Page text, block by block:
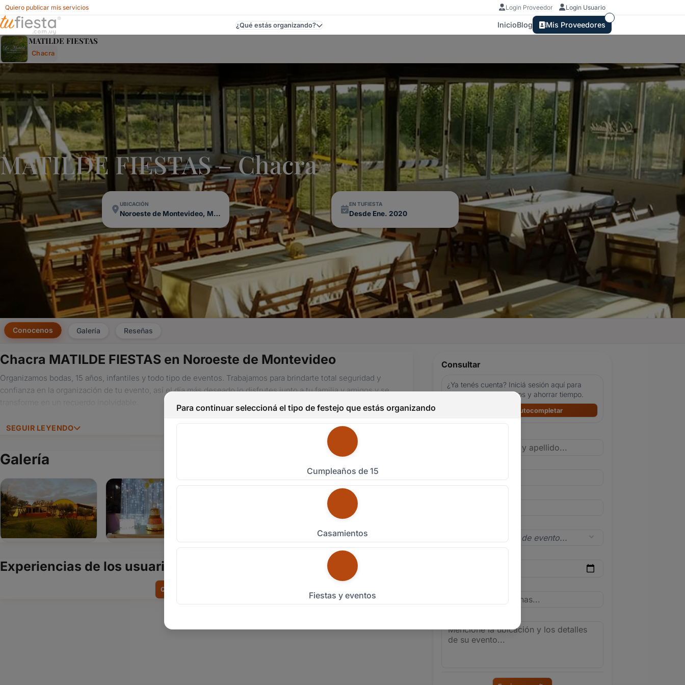
Quiero publicar mis servicios Login Proveedor Login Usuario
Matilde Fiestas - Chacra En Noroeste De Montevideo, Montevideo, Uruguay
¿Qué estás organizando? InicioBlog Mis Proveedores
Para continuar seleccioná el tipo de festejo que estás organizando
Cumpleaños de 15
Casamientos
Fiestas y eventos
MATILDE FIESTAS
Chacra
MATILDE FIESTAS – Chacra
UBICACIÓN
Noroeste de Montevideo, Montevideo
EN TUFIESTA
Desde Ene. 2020
Conocenos Galería Reseñas
Chacra MATILDE FIESTAS en Noroeste de Montevideo
Organizamos bodas, 15 años, infantiles y todo tipo de eventos. Trabajamos para brindarte total seguridad y
confianza en la organización de tu evento, así el día más deseado lo disfrutes junto a tu familia y amigos y se
SEGUIR LEYENDO
Galería
Experiencias de los usuarios
Quiero contar mi experiencia
Consultar
¿Ya tenés cuenta? Iniciá sesión aquí para
autocompletar tus datos y ahorrar tiempo.
Ingresar y autocompletar